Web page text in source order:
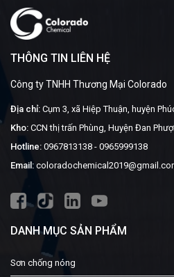
THÔNG TIN LIÊN HỆ
Công ty TNHH Thương Mại Colorado
Địa chỉ: Cụm 3, xã Hiệp Thuận, huyện
Kho: CCN thị trấn Phùng, Huyện Đan
Hotline: 0967813138 - 0965999138
Email:
DANH MỤC SẢN PHẨM
Sơn chống nóng